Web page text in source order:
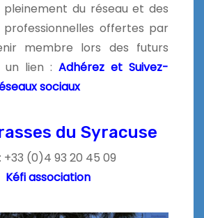
du réseau et des
offertes par
membre lors des futurs
un lien : Adhérez et Suivez-
sociaux
du Syracuse
+33 (0)4 93 20 45 09
Kéfi association